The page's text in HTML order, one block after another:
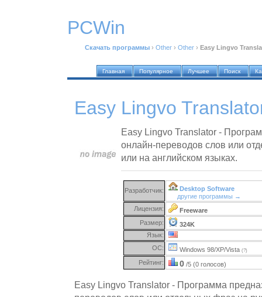
PCWin
Скачать программы › Other › Other › Easy Lingvo
Главная Популярное Лучшее Поиск
Easy Lingvo
Easy Lingvo Translator -
онлайн-переводов слов или
или на английском языках.
Разработчик:
Desktop Software
другие программы →
Лицензия:
Freeware
Размер:
324K
Язык:
ОС:
Windows 98/XP/Vista (?)
Рейтинг: 0 /5 (0 голосов)
Easy Lingvo Translator - Программа